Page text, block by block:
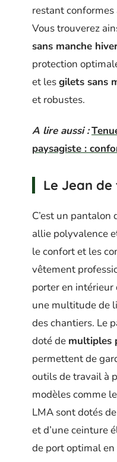
restant
Vous trouverez
sans manche
protection
et lesgilets sans
et robustes.
A lire aussi :
paysagiste :
Le Jean
C’est un
allie polyvalence
le confort et les
vêtement
porter en intérieur
une multitude de
des chantiers. Le
doté de multiples
permettent de
outils de travail à
modèles comme
LMA sont dotés
et d’une ceinture
de port optimal